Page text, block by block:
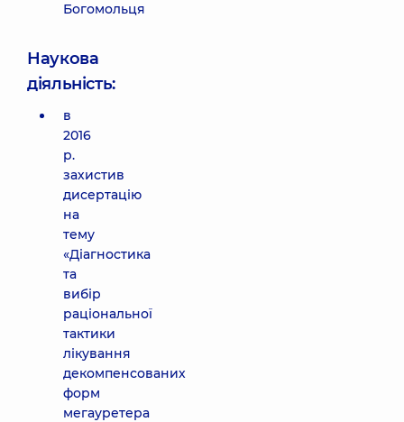
Богомольця
Наукова
діяльність:
в
2016
р.
захистив
дисертацію
на
тему
«Діагностика
та
вибір
раціональної
тактики
лікування
декомпенсованих
форм
мегауретера